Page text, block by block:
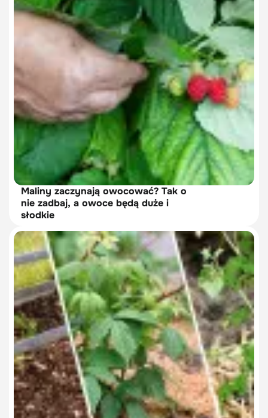
Maliny zaczynają owocować? Tak o
nie zadbaj, a owoce będą duże i
słodkie